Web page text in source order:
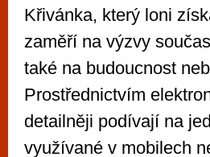
Křivánka, který loni
zaměří na výzvy
také na budoucnost
Prostřednictvím
detailněji podívají na
využívané v mobilech